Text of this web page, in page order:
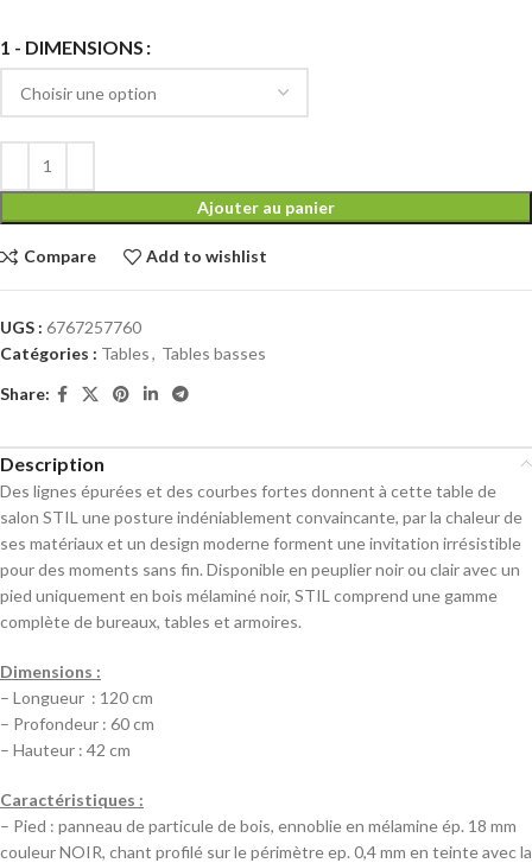
1 - DIMENSIONS
Ajouter au panier
Compare Add to wishlist
UGS : 6767257760
Catégories : Tables, Tables basses
Share:
Description
Des lignes épurées et des courbes fortes donnent à cette table de
salon STIL une posture indéniablement convaincante, par la chaleur de
ses matériaux et un design moderne forment une invitation irrésistible
pour des moments sans fin. Disponible en peuplier noir ou clair avec un
pied uniquement en bois mélaminé noir, STIL comprend une gamme
complète de bureaux, tables et armoires.
Dimensions :
– Longueur : 120 cm
– Profondeur : 60 cm
– Hauteur : 42 cm
Caractéristiques :
– Pied : panneau de particule de bois, ennoblie en mélamine ép. 18 mm
couleur NOIR, chant profilé sur le périmètre ep. 0,4 mm en teinte avec la